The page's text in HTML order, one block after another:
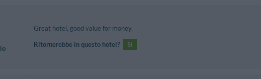
Great hotel, good value for money.
Ritornerebbe in questo hotel?
SI